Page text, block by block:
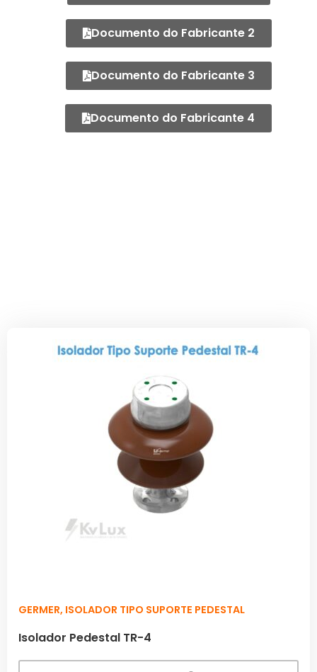
Documento do Fabricante 2
Documento do Fabricante 3
Documento do Fabricante 4
GERMER, ISOLADOR TIPO SUPORTE PEDESTAL
Isolador Pedestal TR-4